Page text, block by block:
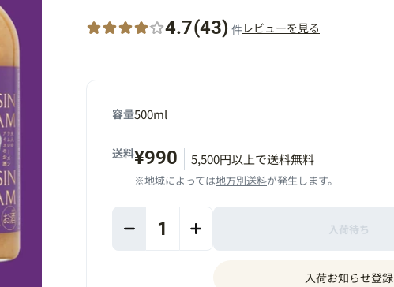
4.7(43) 件レビューを見る
容量500ml
送料¥990 5,500円以上で送料無料
※地域によっては地方別送料が発生します。
1 入荷待ち
入荷お知らせ登録